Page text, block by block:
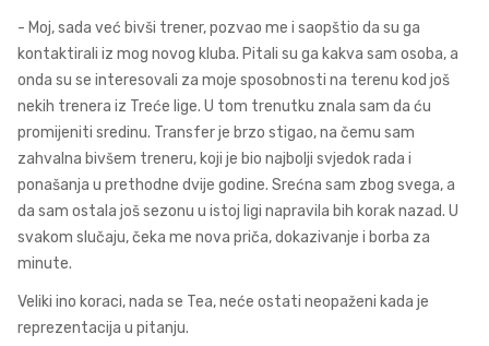
- Moj, sada već bivši trener, pozvao me i saopštio da su ga
kontaktirali iz mog novog kluba. Pitali su ga kakva sam osoba, a
onda su se interesovali za moje sposobnosti na terenu kod još
nekih trenera iz Treće lige. U tom trenutku znala sam da ću
promijeniti sredinu. Transfer je brzo stigao, na čemu sam
zahvalna bivšem treneru, koji je bio najbolji svjedok rada i
ponašanja u prethodne dvije godine. Srećna sam zbog svega, a
da sam ostala još sezonu u istoj ligi napravila bih korak nazad. U
svakom slučaju, čeka me nova priča, dokazivanje i borba za
minute.
Veliki ino koraci, nada se Tea, neće ostati neopaženi kada je
reprezentacija u pitanju.